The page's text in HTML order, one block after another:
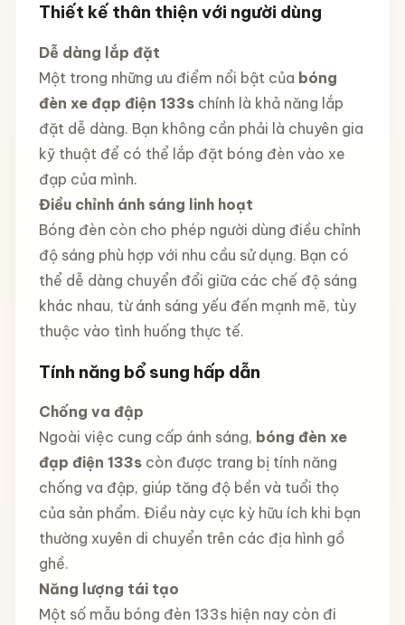
Thiết kế thân thiện với người dùng
Dễ dàng lắp đặt
Một trong những ưu điểm nổi bật của bóng
đèn xe đạp điện 133schính là khả năng lắp
đặt dễ dàng. Bạn không cần phải là chuyên gia
kỹ thuật để có thể lắp đặt bóng đèn vào xe
đạp của mình.
Điều chỉnh ánh sáng linh hoạt
Bóng đèn còn cho phép người dùng điều chỉnh
độ sáng phù hợp với nhu cầu sử dụng. Bạn có
thể dễ dàng chuyển đổi giữa các chế độ sáng
khác nhau, từ ánh sáng yếu đến mạnh mẽ, tùy
thuộc vào tình huống thực tế.
Tính năng bổ sung hấp dẫn
Chống va đập
Ngoài việc cung cấp ánh sáng, bóng đèn xe
đạp điện 133scòn được trang bị tính năng
chống va đập, giúp tăng độ bền và tuổi thọ
của sản phẩm. Điều này cực kỳ hữu ích khi bạn
thường xuyên di chuyển trên các địa hình gồ
ghề.
Năng lượng tái tạo
Một số mẫu bóng đèn 133s hiện nay còn đi